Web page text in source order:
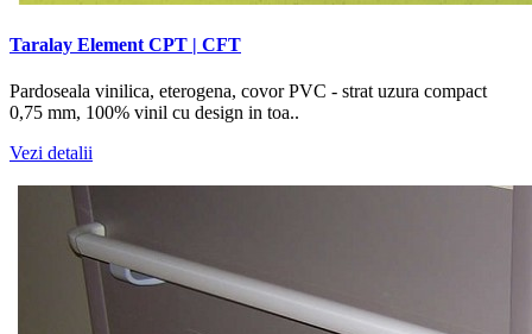
Taralay Element CPT | CFT
Pardoseala vinilica, eterogena, covor PVC - strat uzura compact
0,75 mm, 100% vinil cu design in toa..
Vezi detalii